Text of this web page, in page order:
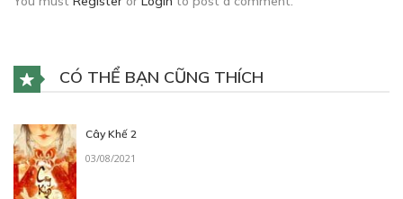
CÓ THỂ BẠN CŨNG THÍCH
Cây Khế 2
03/08/2021